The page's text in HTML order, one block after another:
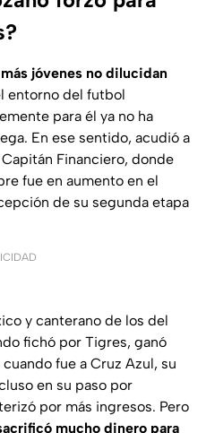
jóvenes no dilucidan
entorno del futbol
para él ya no ha
En ese sentido, acudió a
Financiero, donde
fue en aumento en el
de su segunda etapa
y canterano de los del
fichó por Tigres, ganó
fue a Cruz Azul, su
en su paso por
por más ingresos. Pero
mucho dinero para